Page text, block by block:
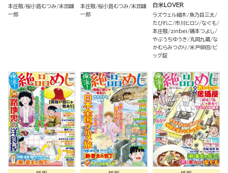
本庄敬 桜小路むつみ 末田雄
一郎
本庄敬 桜小路むつみ 末田雄
一郎
白米LOVER
ラズウェル細木
魚乃目三太
たびれこ 市川ヒロシ なぐも
本庄敬 zinbei 磯本つよし
やぶうちゆうき
丸岡九蔵 な
かむらみつのり
米戸卵田
ビ
ッグ錠